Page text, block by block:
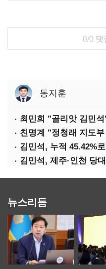
0/0 댓
동지훈
김민석, 제주·인천 당
뉴스리듬